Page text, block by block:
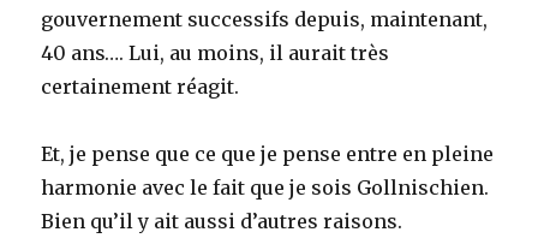
gouvernement successifs depuis, maintenant,
40 ans…. Lui, au moins, il aurait très
certainement réagit.
Et, je pense que ce que je pense entre en pleine
harmonie avec le fait que je sois Gollnischien.
Bien qu’il y ait aussi d’autres raisons.